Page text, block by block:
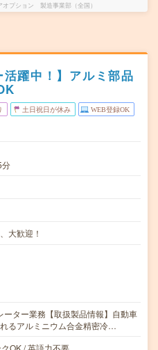
オプション 製造事業部（全国）
活躍中！】アルミ部品
土日祝日が休み WEB登録OK
分
大歓迎！
ーター業務【取扱製品情報】自動車
るアルミニウム合金精密冷…
OK / 英語力不要